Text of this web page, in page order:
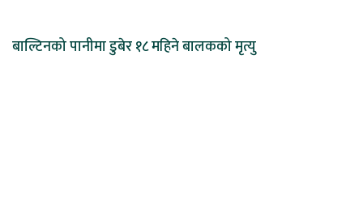
बाल्टिनको पानीमा डुबेर १८ महिने बालकको मृत्यु